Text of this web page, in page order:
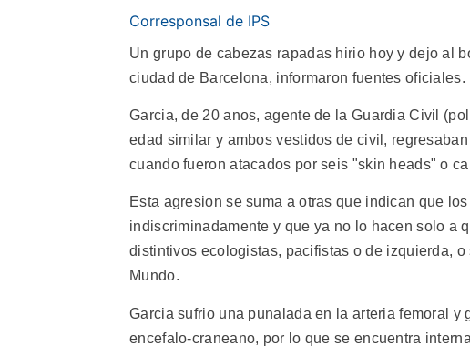
Corresponsal de IPS
Un grupo de cabezas rapadas hirio hoy y dejo al
ciudad de Barcelona, informaron fuentes oficiales.
Garcia, de 20 anos, agente de la Guardia Civil
edad similar y ambos vestidos de civil,
cuando fueron atacados por seis "skin heads" o
Esta agresion se suma a otras que indican que
indiscriminadamente y que ya no lo hacen solo a
distintivos ecologistas, pacifistas o de izquierda,
Mundo.
Garcia sufrio una punalada en la arteria femoral
encefalo-craneano, por lo que se encuentra